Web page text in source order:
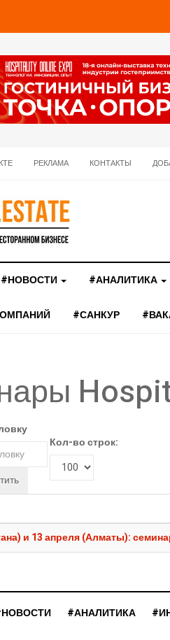
РЕКЛАМА КОНТАКТЫ
#НОВОСТИ #АНАЛИТИКА
#САНКУР
Кол-во строк:
и 13 апреля (Алматы):
#АНАЛИТИКА